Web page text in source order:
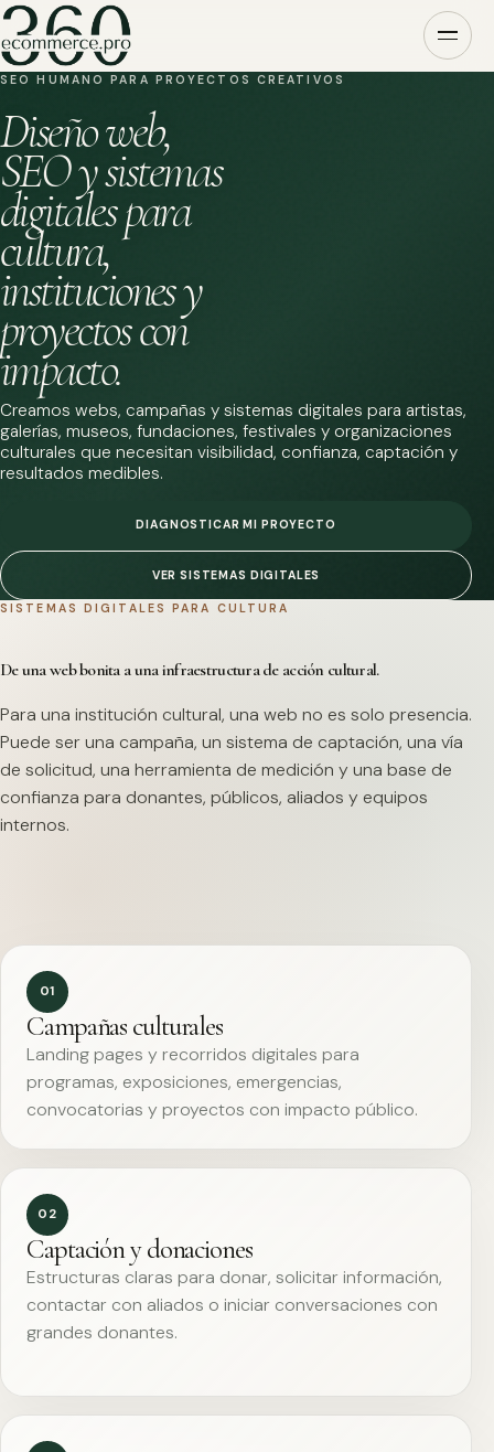
SEO HUMANO PARA PROYECTOS CREATIVOS
Diseño web,
SEO y sistemas
digitales para
cultura,
instituciones y
proyectos con
impacto.
Creamos webs, campañas y sistemas digitales para artistas,
galerías, museos, fundaciones, festivales y organizaciones
culturales que necesitan visibilidad, confianza, captación y
resultados medibles.
DIAGNOSTICAR MI PROYECTO
VER SISTEMAS DIGITALES
SISTEMAS DIGITALES PARA CULTURA
De una web bonita a una infraestructura de acción cultural.
Para una institución cultural, una web no es solo presencia.
Puede ser una campaña, un sistema de captación, una vía
de solicitud, una herramienta de medición y una base de
confianza para donantes, públicos, aliados y equipos
internos.
01
Campañas culturales
Landing pages y recorridos digitales para
programas, exposiciones, emergencias,
convocatorias y proyectos con impacto público.
02
Captación y donaciones
Estructuras claras para donar, solicitar información,
contactar con aliados o iniciar conversaciones con
grandes donantes.